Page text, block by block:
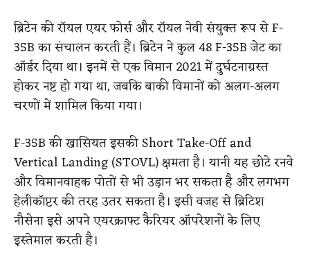
ब्रिटेन की रॉयल एयर फोर्स और रॉयल नेवी संयुक्त रूप से F-
35B का संचालन करती हैं। ब्रिटेन ने कुल 48 F-35B जेट का
ऑर्डर दिया था। इनमें से एक विमान 2021 में दुर्घटनाग्रस्त
होकर नष्ट हो गया था, जबकि बाकी विमानों को अलग-अलग
चरणों में शामिल किया गया।
F-35B की खासियत इसकी Short Take-Off and
Vertical Landing (STOVL) क्षमता है। यानी यह छोटे रनवे
और विमानवाहक पोतों से भी उड़ान भर सकता है और लगभग
हेलीकॉप्टर की तरह उतर सकता है। इसी वजह से ब्रिटिश
नौसेना इसे अपने एयरक्राफ्ट कैरियर ऑपरेशनों के लिए
इस्तेमाल करती है।